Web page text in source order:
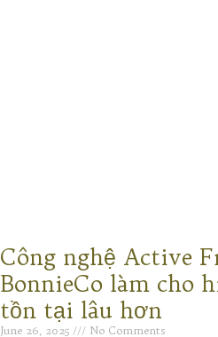
Công nghệ Active
BonnieCo làm cho
tồn tại lâu hơn
June 26, 2025 No Comments